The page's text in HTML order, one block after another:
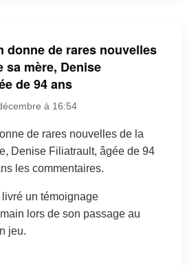
donne de rares nouvelles
sa mère, Denise
de 94 ans
à 16:54
de rares nouvelles de la
Denise Filiatrault, âgée de 94
les commentaires.
un témoignage
lors de son passage au
jeu.